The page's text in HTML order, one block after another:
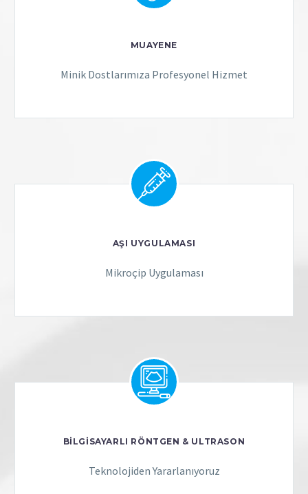
MUAYENE
Minik Dostlarımıza Profesyonel Hizmet
AŞI UYGULAMASI
Mikroçip Uygulaması
BİLGİSAYARLI RÖNTGEN & ULTRASON
Teknolojiden Yararlanıyoruz